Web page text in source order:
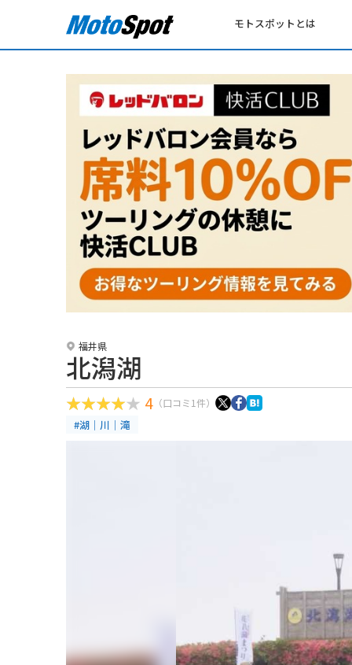
モトスポットとは
福井県
北潟湖
4 （口コミ1件）
#湖｜川｜滝